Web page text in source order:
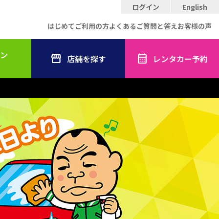
ログイン
English
はじめてご利用の方よくあるご質問と答えお客様の声
店舗を探す レンタカー予約